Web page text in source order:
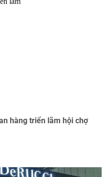
hàng triển lãm hội chợ